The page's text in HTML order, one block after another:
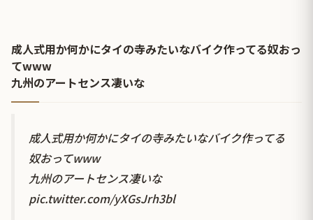
成人式用か何かにタイの寺みたいなバイク作ってる奴おっ
てwww
九州のアートセンス凄いな
成人式用か何かにタイの寺みたいなバイク作ってる
奴おってwww
九州のアートセンス凄いな
pic.twitter.com/yXGsJrh3bl